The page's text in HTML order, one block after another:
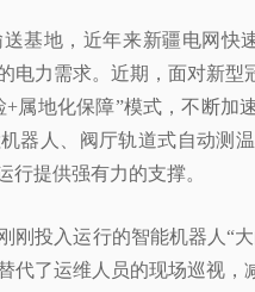
基地，近年来新疆电网快
电力需求。近期，面对新
属地化保障”模式，不断加
器人、阀厅轨道式自动测
行提供强有力的支撑。
刚投入运行的智能机器人“
代了运维人员的现场巡视